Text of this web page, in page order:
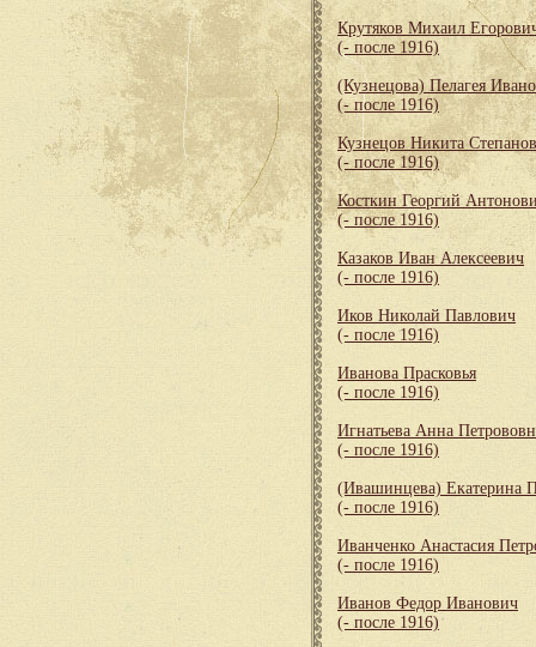
Крутяков Михаил
(- после 1916)
(Кузнецова) Пелагея
(- после 1916)
Кузнецов Никита
(- после 1916)
Косткин Георгий
(- после 1916)
Казаков Иван Алексеевич
(- после 1916)
Иков Николай Павлович
(- после 1916)
Иванова Прасковья
(- после 1916)
Игнатьева Анна
(- после 1916)
(Ивашинцева) Екатерина
(- после 1916)
Иванченко Анастасия
(- после 1916)
Иванов Федор Иванович
(- после 1916)